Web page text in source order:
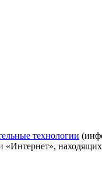
технологии
«Интернет»,